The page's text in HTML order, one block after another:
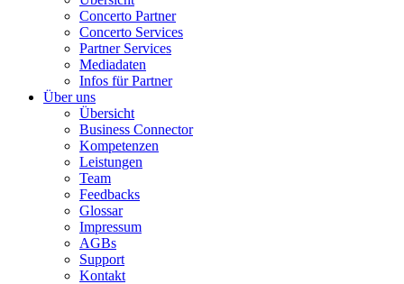
Concerto Partner
Concerto Services
Partner Services
Mediadaten
Infos für Partner
Über uns
Übersicht
Business Connector
Kompetenzen
Leistungen
Team
Feedbacks
Glossar
Impressum
AGBs
Support
Kontakt